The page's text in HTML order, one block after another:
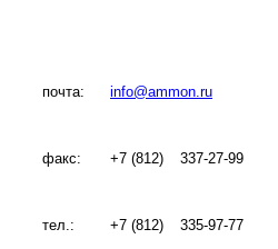
почта: info@ammon.ru
факс: +7 (812) 337-27-99
тел.: +7 (812) 335-97-77